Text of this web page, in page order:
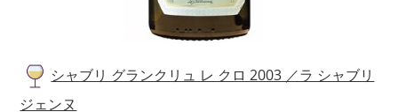
シャブリ グランクリュ レ クロ 2003 ／ラ シャブリ
ジェンヌ